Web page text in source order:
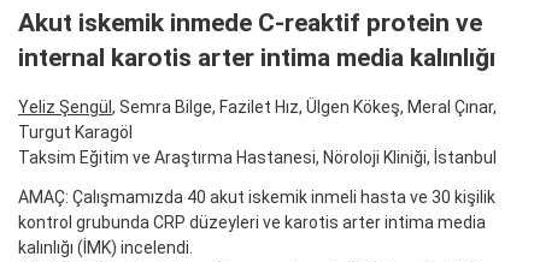
Akut iskemik inmede C-reaktif protein ve
internal karotis arter intima media kalınlığı
Yeliz Şengül , Semra Bilge, Fazilet Hız, Ülgen Kökeş, Meral Çınar,
Turgut Karagöl
Taksim Eğitim ve Araştırma Hastanesi, Nöroloji Kliniği, İstanbul
AMAÇ: Çalışmamızda 40 akut iskemik inmeli hasta ve 30 kişilik
kontrol grubunda CRP düzeyleri ve karotis arter intima media
kalınlığı (İMK) incelendi.